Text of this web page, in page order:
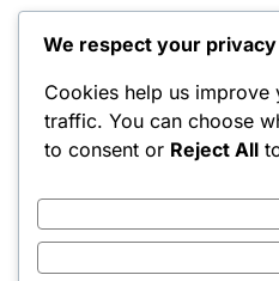
We respect your privacy
Cookies help us
traffic. You can choose
to consent or Reject All